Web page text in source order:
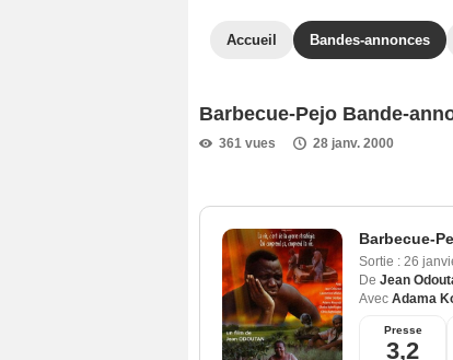
Accueil Bandes-annonces
Barbecue-Pejo Bande-
361 vues 28 janv. 2000
Barbecue-
Sortie : 26
De Jean
Avec Adama
Presse
3,2